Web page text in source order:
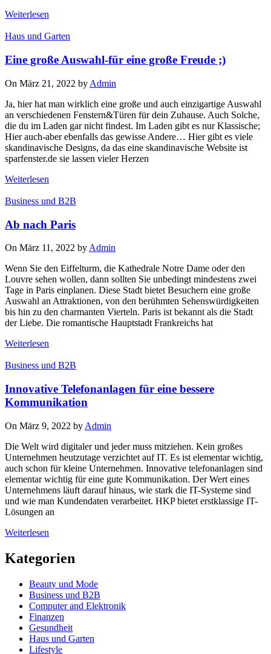
Weiterlesen
Haus und Garten
Eine große Auswahl-für eine große Freude ;)
On März 21, 2022 by Admin
Ja, hier hat man wirklich eine große und auch einzigartige Auswahl
an verschiedenen Fenstern&Türen für dein Zuhause. Auch Solche,
die du im Laden gar nicht findest. Im Laden gibt es nur Klassische;
Hier auch-aber ebenfalls das gewisse Andere… Hier gibt es viele
skandinavische Designs, da das eine skandinavische Website ist
sparfenster.de sie lassen vieler Herzen
Weiterlesen
Business und B2B
Ab nach Paris
On März 11, 2022 by Admin
Wenn Sie den Eiffelturm, die Kathedrale Notre Dame oder den
Louvre sehen wollen, dann sollten Sie unbedingt mindestens zwei
Tage in Paris einplanen. Diese Stadt bietet Besuchern eine große
Auswahl an Attraktionen, von den berühmten Sehenswürdigkeiten
bis hin zu den charmanten Vierteln. Paris ist bekannt als die Stadt
der Liebe. Die romantische Hauptstadt Frankreichs hat
Weiterlesen
Business und B2B
Innovative Telefonanlagen für eine bessere
Kommunikation
On März 9, 2022 by Admin
Die Welt wird digitaler und jeder muss mitziehen. Kein großes
Unternehmen heutzutage verzichtet auf IT. Es ist elementar wichtig,
auch schon für kleine Unternehmen. Innovative telefonanlagen sind
elementar wichtig für eine gute Kommunikation. Der Wert eines
Unternehmens läuft darauf hinaus, wie stark die IT-Systeme sind
und wie man Kundendaten verarbeitet. HKP bietet erstklassige IT-
Lösungen an
Weiterlesen
Kategorien
Beauty und Mode
Business und B2B
Computer and Elektronik
Finanzen
Gesundheit
Haus und Garten
Lifestyle